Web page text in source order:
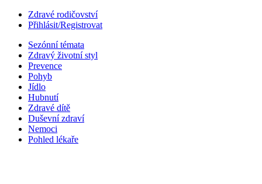
Zdravé rodičovství
Přihlásit/Registrovat
Sezónní témata
Zdravý životní styl
Prevence
Pohyb
Jídlo
Hubnutí
Zdravé dítě
Duševní zdraví
Nemoci
Pohled lékaře